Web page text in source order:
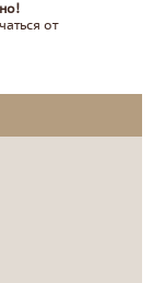
от